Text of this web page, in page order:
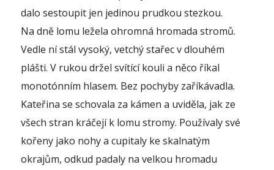
dalo sestoupit jen jedinou prudkou stezkou.
Na dně lomu ležela ohromná hromada stromů.
Vedle ní stál vysoký, vetchý stařec v dlouhém
plášti. V rukou držel svítící kouli a něco říkal
monotónním hlasem. Bez pochyby zaříkávadla.
Kateřina se schovala za kámen a uviděla, jak ze
všech stran kráčejí k lomu stromy. Používaly své
kořeny jako nohy a cupitaly ke skalnatým
okrajům, odkud padaly na velkou hromadu